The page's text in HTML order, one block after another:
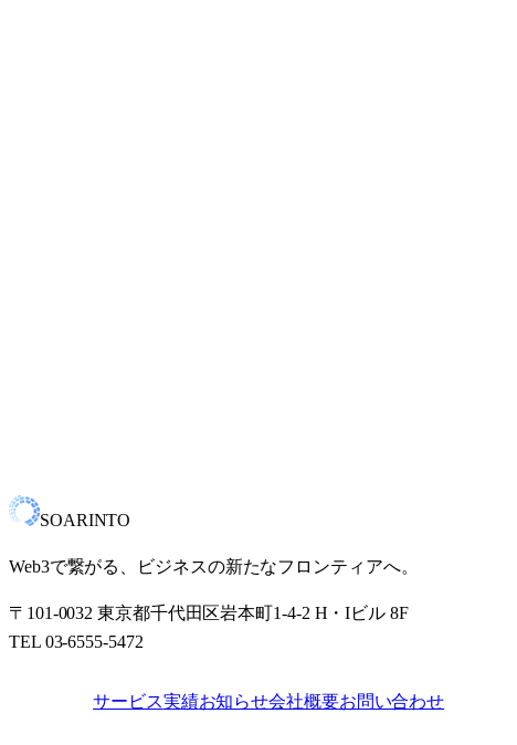
SOARINTO
Web3で繋がる、ビジネスの新たなフロンティアへ。
〒101-0032 東京都千代田区岩本町1-4-2 H・Iビル 8F
TEL 03-6555-5472
SITEサービス実績お知らせ会社概要お問い合わせ